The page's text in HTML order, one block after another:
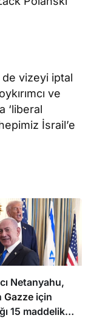
de vizeyi iptal
ve
‘liberal
İsrail’e
Netanyahu,
Gazzeiçin
15 maddelik